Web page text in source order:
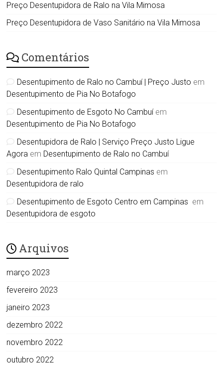
Preço Desentupidora de Ralo na Vila Mimosa
Preço Desentupidora de Vaso Sanitário na Vila Mimosa
Comentários
Desentupimento de Ralo no Cambuí | Preço Justo em
Desentupimento de Pia No Botafogo
Desentupimento de Esgoto No Cambuíem
Desentupimento de Pia No Botafogo
Desentupidora de Ralo | Serviço Preço Justo Ligue
Agora em Desentupimento de Ralo no Cambuí
Desentupimento Ralo Quintal Campinas em
Desentupidora de ralo
Desentupimento de Esgoto Centro em Campinas em
Desentupidora de esgoto
Arquivos
março 2023
fevereiro 2023
janeiro 2023
dezembro 2022
novembro 2022
outubro 2022